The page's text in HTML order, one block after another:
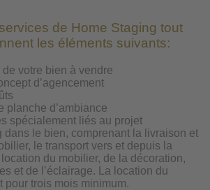
de Home Staging tout
les éléments suivants:
de votre bien à vendre
d’agencement
planche d’ambiance
spécialement liés au projet
dans le bien, comprenant la livraison et
le transport vers et depuis la
du mobilier, de la décoration,
et de l’éclairage. La location du
pour trois mois minimum.